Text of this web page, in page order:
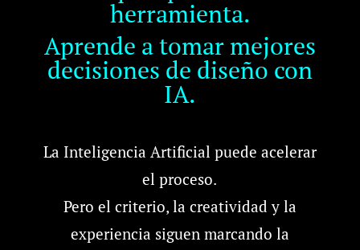
herramienta.
Aprende a tomar mejores
decisiones de diseño con
IA.
La Inteligencia Artificial puede acelerar
el proceso.
Pero el criterio, la creatividad y la
experiencia siguen marcando la